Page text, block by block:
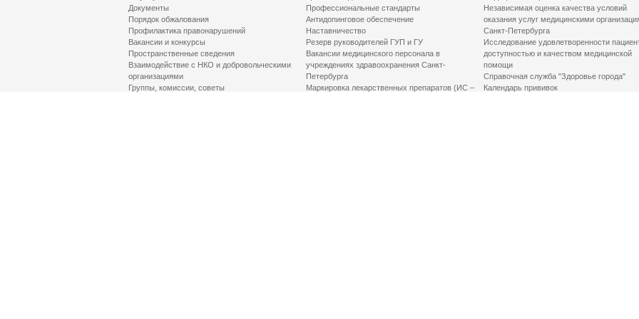
Документы
Порядок обжалования
Профилактика правонарушений
Вакансии и конкурсы
Пространственные сведения
Взаимодействие с НКО и добровольческими
организациями
Группы, комиссии, советы
Профессиональные стандарты
Антидопинговое обеспечение
Наставничество
Резерв руководителей ГУП и ГУ
Вакансии медицинского персонала в
учреждениях здравоохранения Санкт-
Петербурга
Маркировка лекарственных препаратов (ИС –
Независимая оценка качества условий
оказания услуг медицинскими
Санкт-Петербурга
Исследование удовлетворенности
доступностью и качеством медицинской
помощи
Справочная служба "Здоровье города"
Календарь прививок